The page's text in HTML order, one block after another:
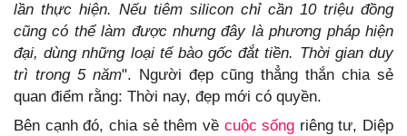
lần thực hiện. Nếu tiêm silicon chỉ cần 10 triệu đồng
cũng có thể làm được nhưng đây là phương pháp hiện
đại, dùng những loại tế bào gốc đắt tiền. Thời gian duy
trì trong 5 năm". Người đẹp cũng thẳng thắn chia sẻ
quan điểm rằng: Thời nay, đẹp mới có quyền.
Bên cạnh đó, chia sẻ thêm về cuộc sốngriêng tư, Diệp